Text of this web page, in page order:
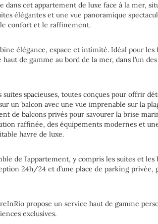
dans cet appartement de luxe face à la mer,
élégantes et une vue panoramique
confort et le raffinement.
élégance, espace et intimité. Idéal pour les
de gamme au bord de la mer, dans l’un
suites spacieuses, toutes conçues pour offrir
un balcon avec une vue imprenable sur la
de balcons privés pour savourer la brise
raffinée, des équipements modernes et
havre de luxe.
de l’appartement, y compris les suites et les
24h/24 et d’une place de parking privée,
propose un service haut de gamme
exclusives.